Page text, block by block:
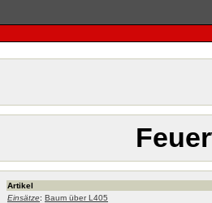
Artikel
Einsätze: Baum über L405